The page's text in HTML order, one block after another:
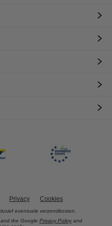
Privacy Cookies
eventuele verzendkosten.
the Google Privacy Policy and